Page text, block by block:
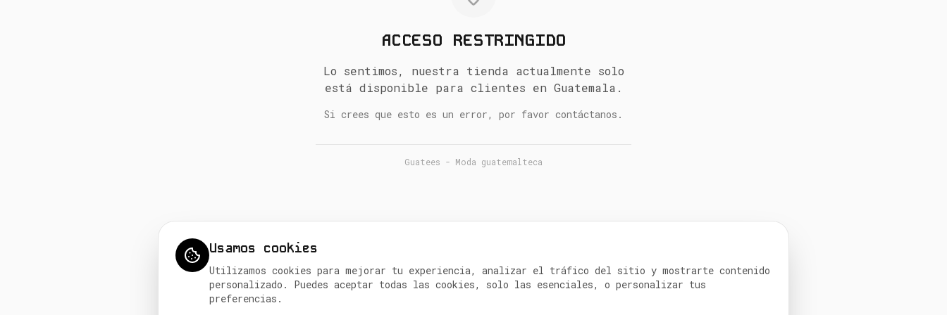
ACCESO RESTRINGIDO
Lo sentimos, nuestra tienda actualmente solo
está disponible para clientes en Guatemala.
Si crees que esto es un error, por favor contáctanos.
Guatees - Moda guatemalteca
Usamos cookies
Utilizamos cookies para mejorar tu experiencia, analizar el tráfico del sitio y mostrarte contenido
personalizado. Puedes aceptar todas las cookies, solo las esenciales, o personalizar tus
preferencias.